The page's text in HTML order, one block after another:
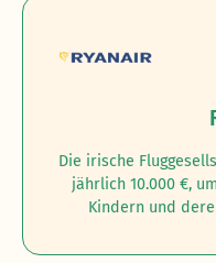
Die irische
jährlich 10.000 €,
Kindern und